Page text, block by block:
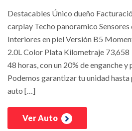
Destacables Único dueño
carplay Techo panoramico
Interiores en piel Versión B5
2.0L Color Plata Kilometraje
48 horas, con un 20% de enganche y
Podemos garantizar tu unidad
auto […]
Ver Auto